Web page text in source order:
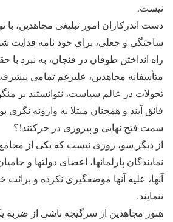
نیست.
دست اندرکاران امور تبلیغی مجاهدین، با
ساختگی و جعلی، برای خود نامه فدایت
راه انداختن طوفان در فنجان، به نبرد
متأسفانه مجاهدین، علیرغم تمامی
تحولات در عالم سیاست، نتوانستند بر
فائق آیند و همچنان مبتلا به وارونه نگری
سمت فتح نهایی و پیروزی در حرکتند!؟
از دیگر سو، روزی نیست که یکی از
نمایندگان پارلمانها، اعضای دولتها و
آنها، علیه آنها موضعگیری نکرده و برائت
ننمایند.
هنوز مجاهدین از سرگیجه ناشی از ضربه